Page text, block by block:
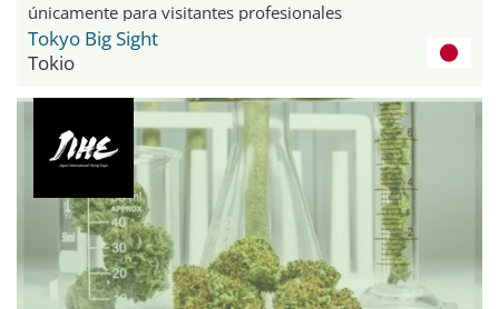
únicamente para visitantes profesionales
Tokyo Big Sight
Tokio